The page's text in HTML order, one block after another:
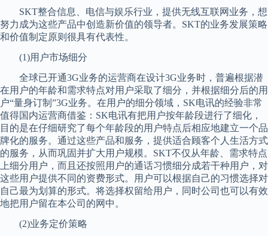
SKT整合信息、电信与娱乐行业，提供无线互联网业务，想
努力成为这些产品中创造新价值的领导者。SKT的业务发展策略
和价值制定原则很具有代表性。
(1)用户市场细分
全球已开通3G业务的运营商在设计3G业务时，普遍根据潜
在用户的年龄和需求特点对用户采取了细分，并根据细分后的用
户“量身订制”3G业务。在用户的细分领域，SK电讯的经验非常
值得国内运营商借鉴：SK电讯有把用户按年龄段进行了细化，
目的是在仔细研究了每个年龄段的用户特点后相应地建立一个品
牌化的服务。通过这些产品和服务，提供适合顾客个人生活方式
的服务，从而巩固并扩大用户规模。SKT不仅从年龄、需求特点
上细分用户，而且还按照用户的通话习惯细分成若干种用户，对
这些用户提供不同的资费形式。用户可以根据自己的习惯选择对
自己最为划算的形式。将选择权留给用户，同时公司也可以有效
地把用户留在本公司的网中。
(2)业务定价策略